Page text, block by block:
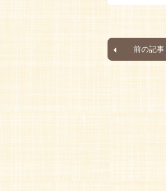
前の記事